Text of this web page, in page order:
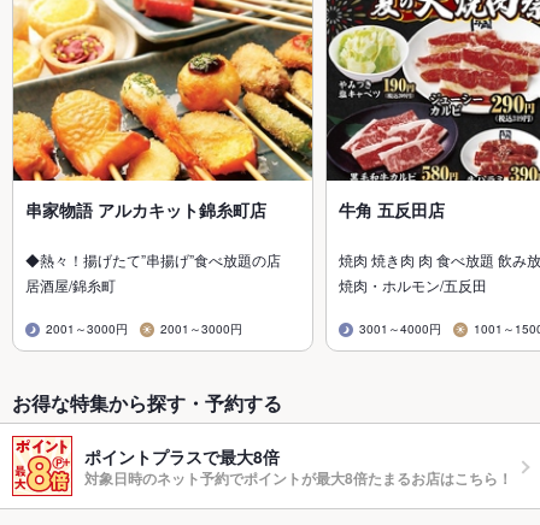
串家物語 アルカキット錦糸町店
◆熱々！揚げたて”串揚げ”食べ放題の店
居酒屋/錦糸町
2001～3000円 2001～3000円
牛角 五反田店
焼肉 焼き肉 肉 食べ放題 飲み
焼肉・ホルモン/五反田
3001～4000円 1001～
お得な特集から探す・予約する
ポイントプラスで最大8倍
対象日時のネット予約でポイントが最大8倍たまるお店はこちら！